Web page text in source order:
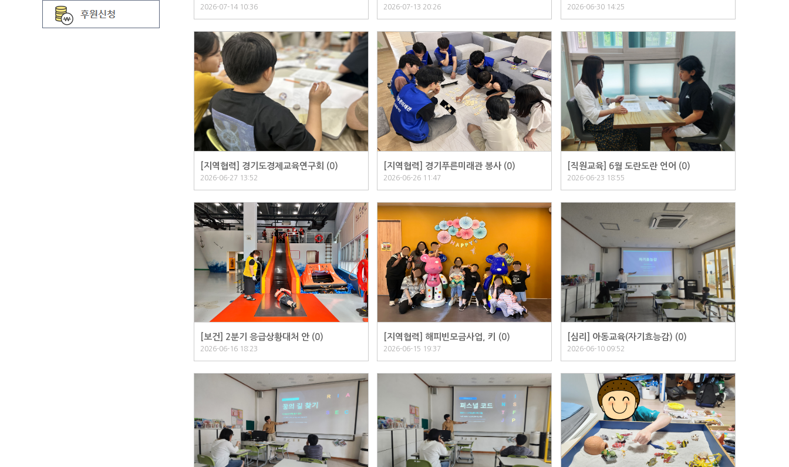
2026-07-14 10:36 2026-07-13 20:26 2026-06-30 14:25
[지역협력] 경기도경제교육연구회 (0)
2026-06-27 13:52
[지역협력] 경기푸른미래관 봉사 (0)
2026-06-26 11:47
[직원교육] 6월 도란도란 언어 (0)
2026-06-23 18:55
[보건] 2분기 응급상황대처 안 (0)
2026-06-16 18:23
[지역협력] 해피빈모금사업, 키 (0)
2026-06-15 19:37
[심리] 아동교육(자기효능감) (0)
2026-06-10 09:52